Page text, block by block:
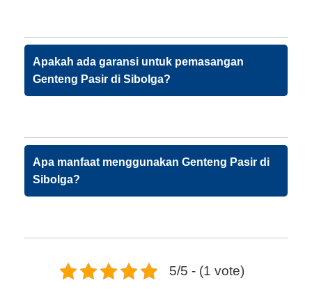
Apakah ada garansi untuk pemasangan
Genteng Pasir di Sibolga?
Apa manfaat menggunakan Genteng Pasir di
Sibolga?
5/5 - (1 vote)